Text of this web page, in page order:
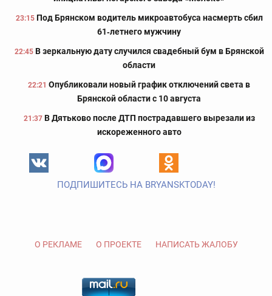
23:15 Под Брянском водитель микроавтобуса насмерть сбил
61‑летнего мужчину
22:45 В зеркальную дату случился свадебный бум в Брянской
области
22:21 Опубликовали новый график отключений света в
Брянской области с 10 августа
21:37 В Дятьково после ДТП пострадавшего вырезали из
искореженного авто
ПОДПИШИТЕСЬ НА BRYANSKTODAY!
О РЕКЛАМЕ О ПРОЕКТЕ НАПИСАТЬ ЖАЛОБУ